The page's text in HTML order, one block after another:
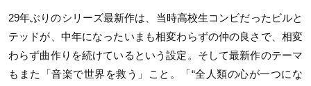
29年ぶりのシリーズ最新作は、当時高校生コンビだったビルと
テッドが、中年になったいまも相変わらずの仲の良さで、相変
わらず曲作りを続けているという設定。そして最新作のテーマ
もまた「音楽で世界を救う」こと。「“全人類の心が一つにな